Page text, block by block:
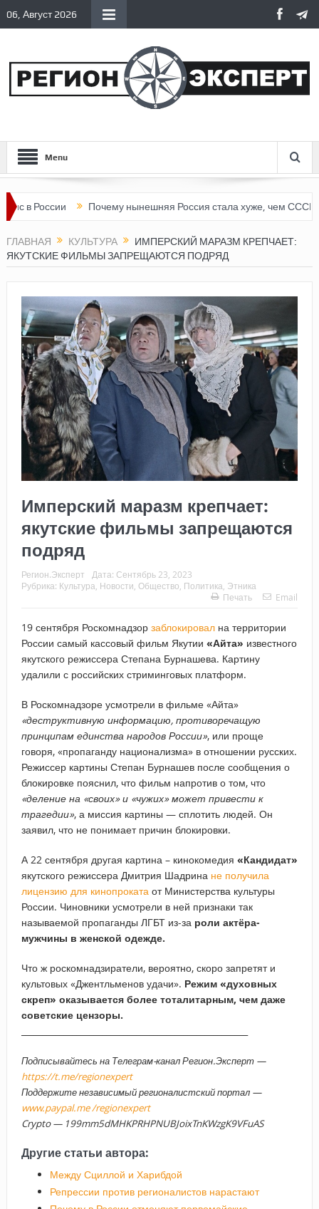
06, Август 2026
Menu
Почему нынешняя Россия стала хуже, чем СССР?
ГЛАВНАЯ КУЛЬТУРА
ИМПЕРСКИЙ МАРАЗМ КРЕПЧАЕТ:
ЯКУТСКИЕ ФИЛЬМЫ ЗАПРЕЩАЮТСЯ ПОДРЯД
Имперский маразм крепчает:
якутские фильмы запрещаются
подряд
Регион.Эксперт Дата: Сентябрь 23, 2023
Рубрика: Культура Новости Общество Политика Этника
Печать
Email
19 сентября Роскомнадзор заблокировална территории
России самый кассовый фильм Якутии «Айта» известного
якутского режиссера Степана Бурнашева. Картину
удалили с российских стриминговых платформ.
В Роскомнадзоре усмотрели в фильме «Айта»
«деструктивную информацию, противоречащую
принципам единства народов России», или проще
говоря, «пропаганду национализма» в отношении русских.
Режиссер картины Степан Бурнашев после сообщения о
блокировке пояснил, что фильм напротив о том, что
«деление на «своих» и «чужих» может привести к
трагедии», а миссия картины — сплотить людей. Он
заявил, что не понимает причин блокировки.
А 22 сентября другая картина – кинокомедия «Кандидат»
якутского режиссера Дмитрия Шадрина не получила
лицензию для кинопрокатаот Министерства культуры
России. Чиновники усмотрели в ней признаки так
называемой пропаганды ЛГБТ из-за роли актёра-
мужчины в женской одежде.
Что ж роскомнадзиратели, вероятно, скоро запретят и
культовых «Джентльменов удачи». Режим «духовных
скреп» оказывается более тоталитарным, чем даже
советские цензоры.
Подписывайтесь на Телеграм-канал Регион.Эксперт —
https://t.me/regionexpert
Поддержите независимый регионалистский портал —
www.paypal.me /regionexpert
Crypto — 199mm5dMHKPRHPNUBJoixTnKWzgK9VFuAS
Другие статьи автора:
Между Сциллой и Харибдой
Репрессии против регионалистов нарастают